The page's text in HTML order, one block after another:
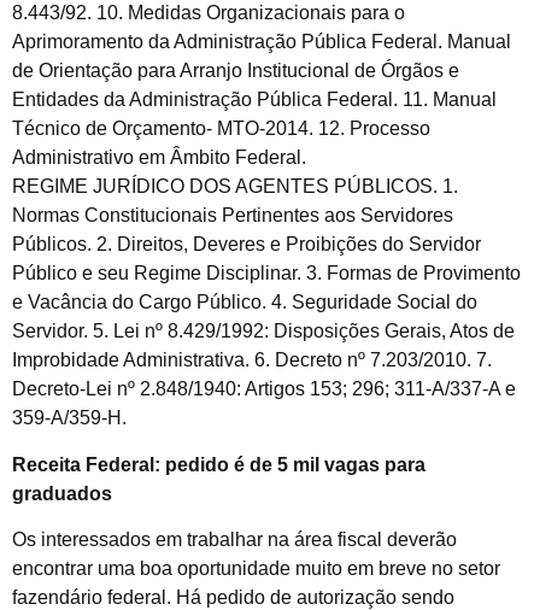
8.443/92. 10. Medidas Organizacionais para o
Aprimoramento da Administração Pública Federal. Manual
de Orientação para Arranjo Institucional de Órgãos e
Entidades da Administração Pública Federal. 11. Manual
Técnico de Orçamento- MTO-2014. 12. Processo
Administrativo em Âmbito Federal.
REGIME JURÍDICO DOS AGENTES PÚBLICOS. 1.
Normas Constitucionais Pertinentes aos Servidores
Públicos. 2. Direitos, Deveres e Proibições do Servidor
Público e seu Regime Disciplinar. 3. Formas de Provimento
e Vacância do Cargo Público. 4. Seguridade Social do
Servidor. 5. Lei nº 8.429/1992: Disposições Gerais, Atos de
Improbidade Administrativa. 6. Decreto nº 7.203/2010. 7.
Decreto-Lei nº 2.848/1940: Artigos 153; 296; 311-A/337-A e
359-A/359-H.
Receita Federal: pedido é de 5 mil vagas para
graduados
Os interessados em trabalhar na área fiscal deverão
encontrar uma boa oportunidade muito em breve no setor
fazendário federal. Há pedido de autorização sendo